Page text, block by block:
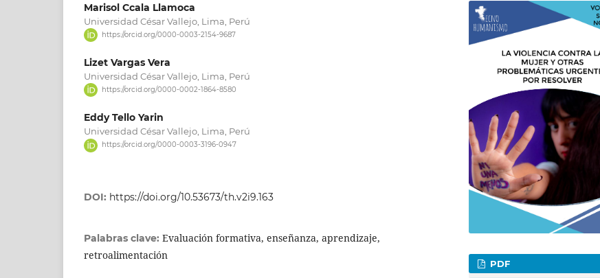
Marisol Ccala Llamoca
Universidad César Vallejo, Lima, Perú
https://orcid.org/0000-0003-2154-9687
Lizet Vargas Vera
Universidad César Vallejo, Lima, Perú
https://orcid.org/0000-0002-1864-8580
Eddy Tello Yarin
Universidad César Vallejo, Lima, Perú
https://orcid.org/0000-0003-3196-0947
DOI: https://doi.org/10.53673/th.v2i9.163
Palabras clave: Evaluación formativa, enseñanza, aprendizaje,
retroalimentación
PDF